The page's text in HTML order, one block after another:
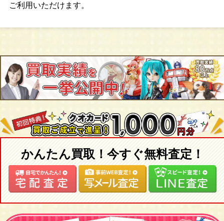
ご利用いただけます。
かんたん買取！今すぐ無料査定！